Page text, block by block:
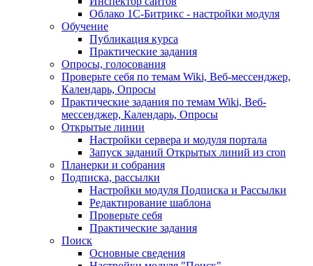
Облако 1С-Битрикс - настройки модуля
Обучение
Публикация курса
Практические задания
Опросы, голосования
Проверьте себя по темам Wiki, Веб-мессенджер,
Календарь, Опросы
Практические задания по темам Wiki, Веб-
мессенджер, Календарь, Опросы
Открытые линии
Настройки сервера и модуля портала
Запуск заданий Открытых линий из cron
Планерки и собрания
Подписка, рассылки
Настройки модуля Подписка и Рассылки
Редактирование шаблона
Проверьте себя
Практические задания
Поиск
Основные сведения